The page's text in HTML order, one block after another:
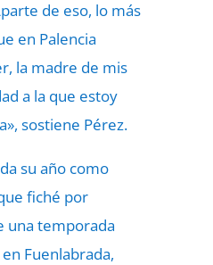
de eso, lo más
en Palencia
la madre de mis
a la que estoy
sostiene Pérez.
su año como
fiché por
una temporada
Fuenlabrada,